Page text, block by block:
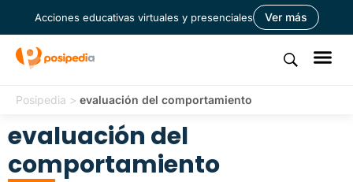
Acciones educativas virtuales y presenciales Ver más
Posipedia > evaluación del comportamiento
evaluación del
comportamiento